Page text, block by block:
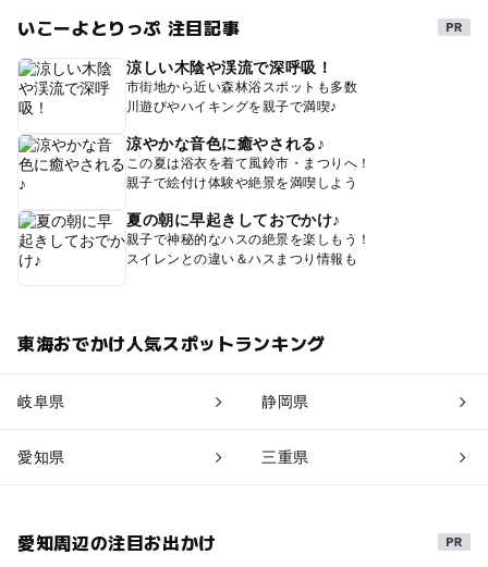
いこーよとりっぷ 注目記事
涼しい木陰や渓流で深呼吸！
市街地から近い森林浴スポットも多数
川遊びやハイキングを親子で満喫♪
涼やかな音色に癒やされる♪
この夏は浴衣を着て風鈴市・まつりへ！
親子で絵付け体験や絶景を満喫しよう
夏の朝に早起きしておでかけ♪
親子で神秘的なハスの絶景を楽しもう！
スイレンとの違い＆ハスまつり情報も
東海おでかけ人気スポットランキング
岐阜県 静岡県
愛知県 三重県
愛知周辺の注目お出かけ